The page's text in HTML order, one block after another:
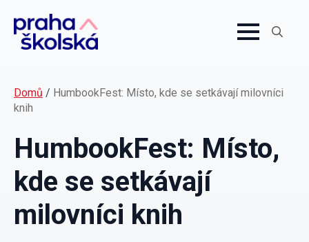
Domů / HumbookFest: Místo, kde se setkávají milovníci
knih
HumbookFest: Místo,
kde se setkávají
milovníci knih